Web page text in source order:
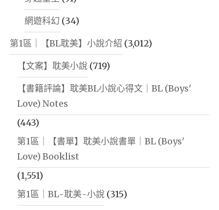
網遊科幻 (34)
第1區｜【BL耽美】小說介紹 (3,012)
【文案】耽美小說 (719)
【書籍評論】耽美BL小說心得文｜BL (Boys'
Love) Notes
(443)
第1區｜【書單】耽美小說書單｜BL (Boys'
Love) Booklist
(1,551)
第1區｜BL-耽美-小說 (315)